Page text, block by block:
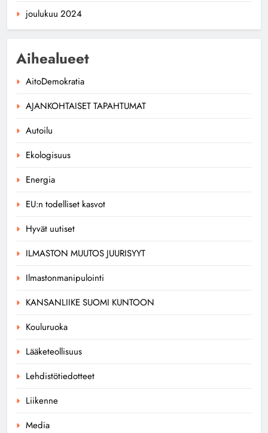
joulukuu 2024
Aihealueet
AitoDemokratia
AJANKOHTAISET TAPAHTUMAT
Autoilu
Ekologisuus
Energia
EU:n todelliset kasvot
Hyvät uutiset
ILMASTON MUUTOS JUURISYYT
Ilmastonmanipulointi
KANSANLIIKE SUOMI KUNTOON
Kouluruoka
Lääketeollisuus
Lehdistötiedotteet
Liikenne
Media